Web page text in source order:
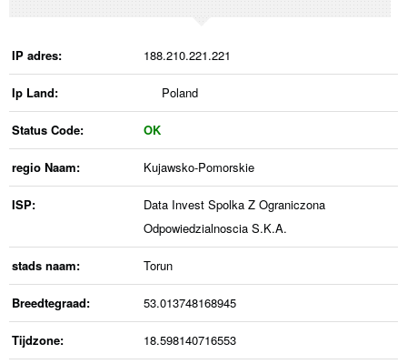
IP adres: 188.210.221.221
Ip Land: Poland
Status Code: OK
regio Naam: Kujawsko-Pomorskie
ISP:
Data Invest Spolka Z Ograniczona
Odpowiedzialnoscia S.K.A.
stads naam: Torun
Breedtegraad: 53.013748168945
Tijdzone: 18.598140716553